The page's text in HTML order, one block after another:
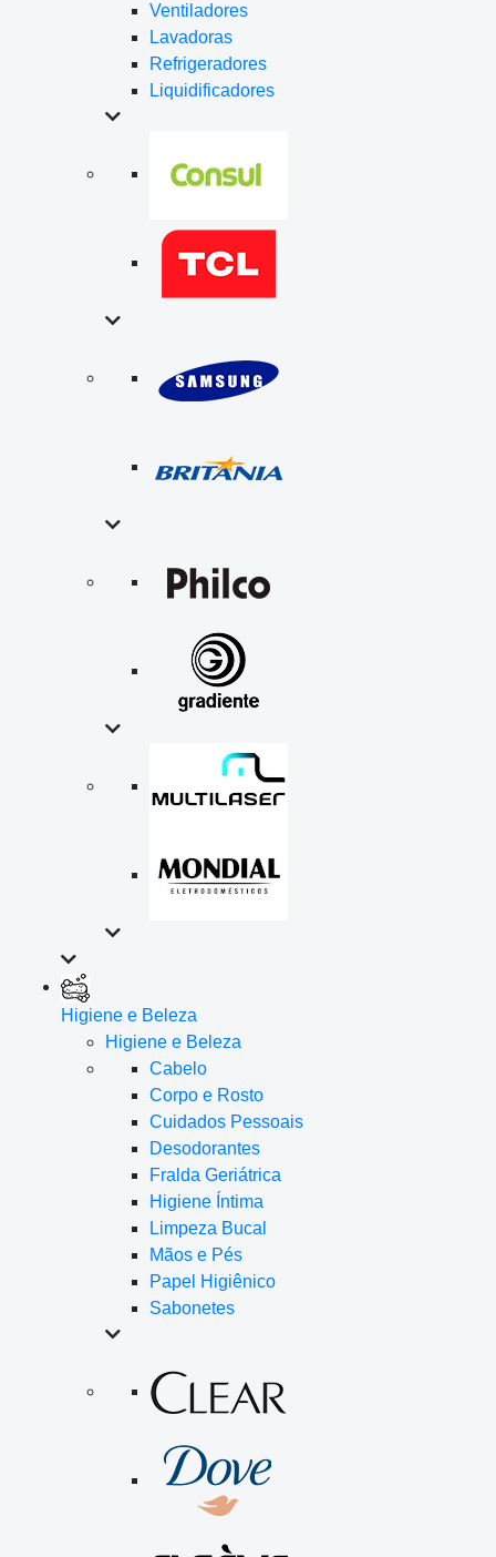
Ventiladores
Lavadoras
Refrigeradores
Liquidificadores
Higiene e Beleza
Higiene e Beleza
Cabelo
Corpo e Rosto
Cuidados Pessoais
Desodorantes
Fralda Geriátrica
Higiene Íntima
Limpeza Bucal
Mãos e Pés
Papel Higiênico
Sabonetes